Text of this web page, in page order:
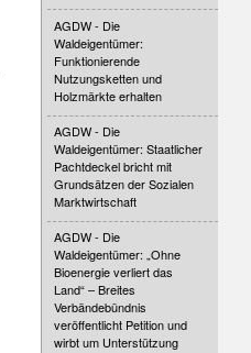
AGDW - Die
Waldeigentümer:
Funktionierende
Nutzungsketten und
Holzmärkte erhalten
AGDW - Die
Waldeigentümer: Staatlicher
Pachtdeckel bricht mit
Grundsätzen der Sozialen
Marktwirtschaft
AGDW - Die
Waldeigentümer: „Ohne
Bioenergie verliert das
Land“ – Breites
Verbändebündnis
veröffentlicht Petition und
wirbt um Unterstützung